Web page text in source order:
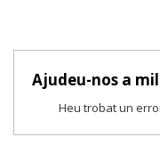
Ajudeu-nos a
Heu trobat un